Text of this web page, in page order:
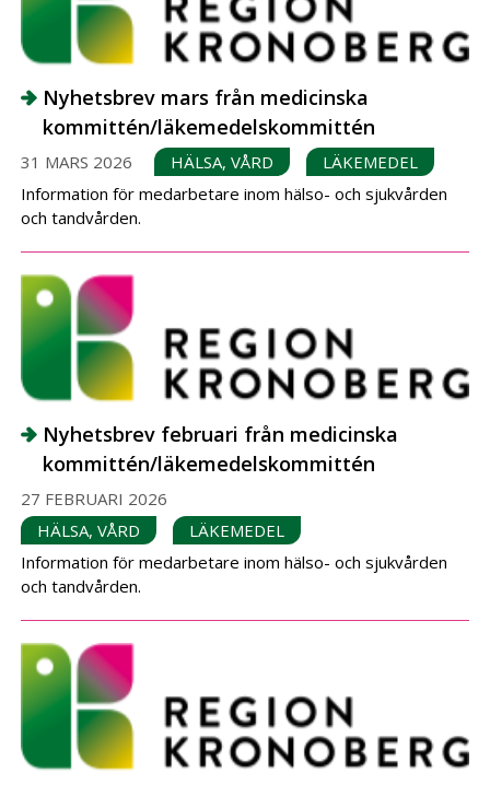
Nyhetsbrev mars från medicinska
kommittén/läkemedelskommittén
31 MARS 2026 HÄLSA, VÅRD
LÄKEMEDEL
Information för medarbetare inom hälso- och sjukvården
och tandvården.
Nyhetsbrev februari från medicinska
kommittén/läkemedelskommittén
27 FEBRUARI 2026
HÄLSA, VÅRD
LÄKEMEDEL
Information för medarbetare inom hälso- och sjukvården
och tandvården.